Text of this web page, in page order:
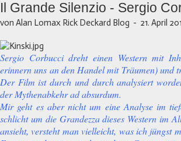
Il Grande Silenzio - Sergio
von Alan Lomax Rick Deckard Blog - 21. April
Sergio Corbucci dreht einen Western mit
erinnern uns an den Handel mit Träumen) und
Der Film ist durch und durch analysiert
der Mythenabkehr ad absurdum.
Mir geht es aber nicht um eine Analyse im
schlicht um die Grandezza dieses Western im
ansieht, versteht man vielleicht, was ich jüngst